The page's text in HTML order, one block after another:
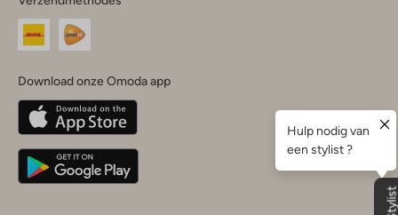
land
Nederland
Belgique(Français)
Deutschland
Download onze Omoda app